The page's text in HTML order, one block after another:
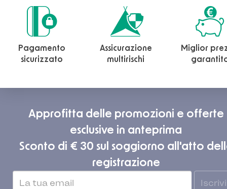
Pagamento
sicurizzato
Assicurazione
multirischi
Miglior
Approfitta delle promozioni e offerte
esclusive in anteprima
Sconto di € 30 sul soggiorno all'atto
registrazione